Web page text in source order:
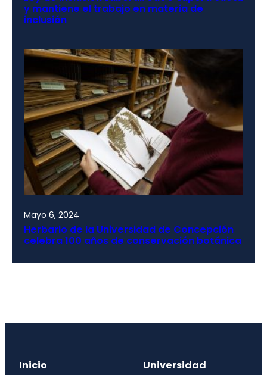
y mantiene el trabajo en materia de
inclusión
Mayo 6, 2024
Herbario de la Universidad de Concepción
celebra 100 años de conservación botánica
Inicio Universidad